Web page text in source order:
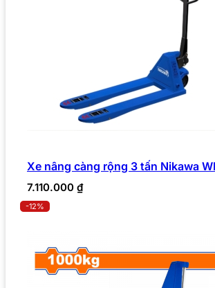
Xe nâng càng rộng 3 tấn Nikawa
7.110.000 ₫
-12%